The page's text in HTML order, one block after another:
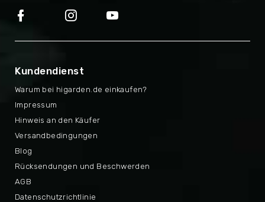
Kundendienst
Warum bei higarden.de einkaufen?
Rücksendungen und Beschwerden
Impressum
AGB
Hinweis an den Käufer
Datenschutzrichtlinie
Versandbedingungen
Blog